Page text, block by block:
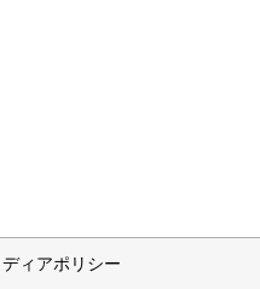
ィアポリシー